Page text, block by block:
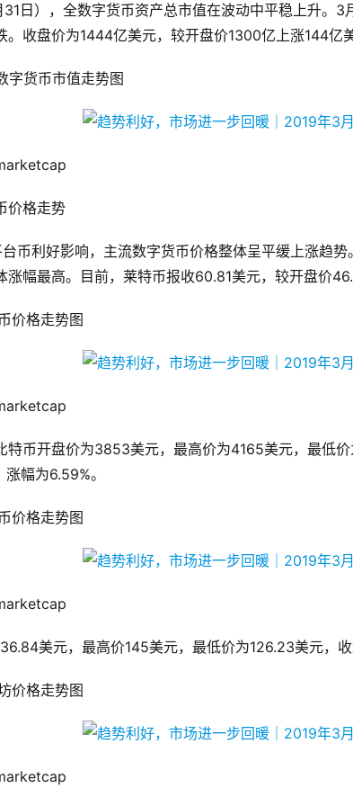
日），全数字货币资产总市值在波动中平稳上升。
。收盘价为1444亿美元，较开盘价1300亿上涨144亿美
字货币市值走势图
价格走势
币利好影响，主流数字货币价格整体呈平缓上涨趋
涨幅最高。目前，莱特币报收60.81美元，较开盘价
价格走势图
特币开盘价为3853美元，最高价为4165美元，最低
幅为6.59%。
价格走势图
美元，最高价145美元，最低价为126.23美元，
价格走势图